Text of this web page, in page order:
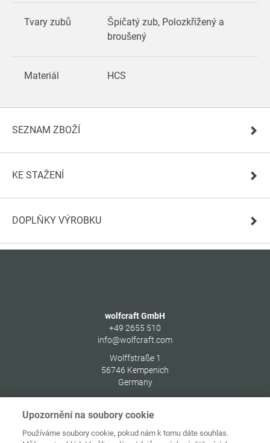
Tvary zubů
Špičatý zub, Polozkřížený a
broušený
Materiál HCS
SEZNAM ZBOŽÍ
KE STAŽENÍ
DOPLŇKY VÝROBKU
wolfcraft GmbH
+49 2655 510
info@wolfcraft.com
Wolffstraße 1
56746 Kempenich
Germany
Upozornění na soubory cookie
Používáme soubory cookie, pokud nám k tomu dáte souhlas.